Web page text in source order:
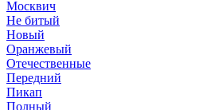
Москвич
Не битый
Новый
Оранжевый
Отечественные
Передний
Пикап
Полный